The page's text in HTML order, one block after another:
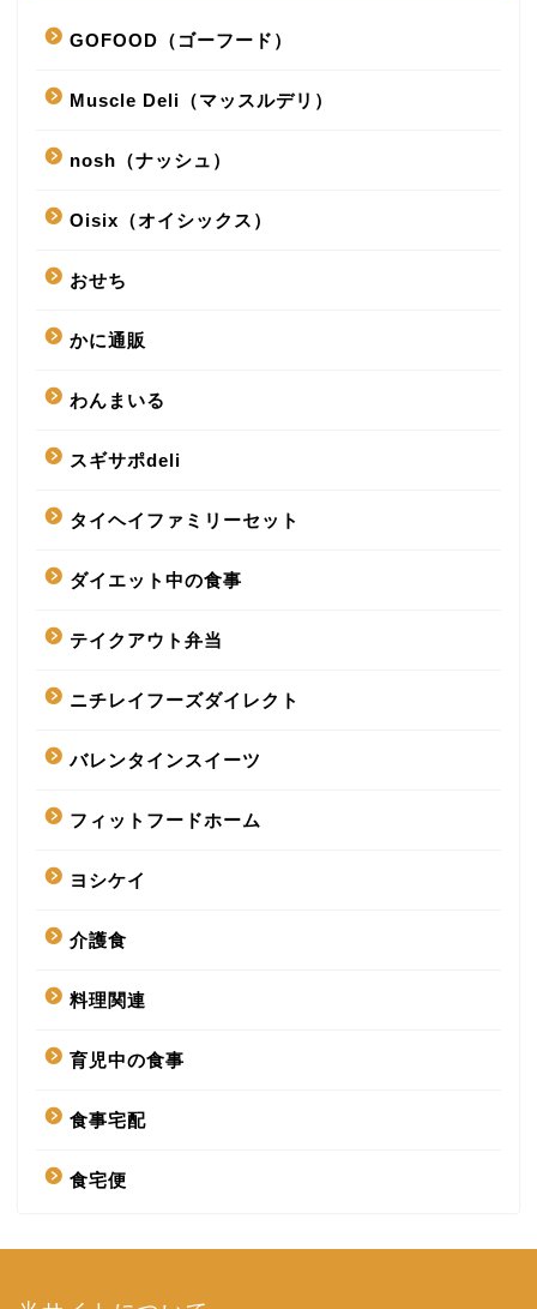
GOFOOD（ゴーフード）
Muscle Deli（マッスルデリ）
nosh（ナッシュ）
Oisix（オイシックス）
おせち
かに通販
わんまいる
スギサポdeli
タイヘイファミリーセット
ダイエット中の食事
テイクアウト弁当
ニチレイフーズダイレクト
バレンタインスイーツ
フィットフードホーム
ヨシケイ
介護食
料理関連
育児中の食事
食事宅配
食宅便